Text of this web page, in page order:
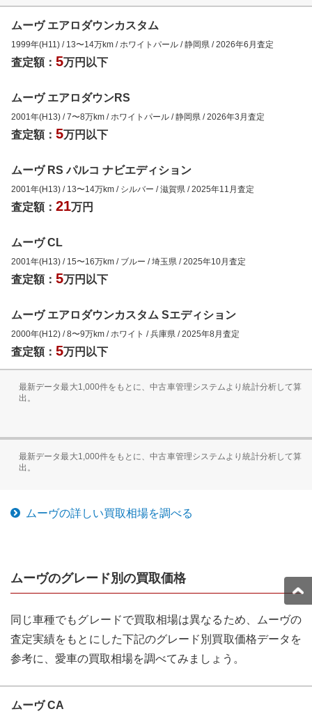
ムーヴ エアロダウンカスタム
1999年(H11) / 13〜14万km / ホワイトパール /静岡県 /2026年6月査定
査定額： 5万円以下
ムーヴ エアロダウンRS
2001年(H13) /7〜8万km / ホワイトパール /静岡県 /2026年3月査定
査定額： 5万円以下
ムーヴ RS パルコ ナビエディション
2001年(H13) / 13〜14万km / シルバー /滋賀県 /2025年11月査定
査定額： 21万円
ムーヴ CL
2001年(H13) / 15〜16万km / ブルー /埼玉県 /2025年10月査定
査定額： 5万円以下
ムーヴ エアロダウンカスタム Sエディション
2000年(H12) /8〜9万km / ホワイト /兵庫県 /2025年8月査定
査定額： 5万円以下
最新データ最大1,000件をもとに、中古車管理システムより統計分析して算
出。
最新データ最大1,000件をもとに、中古車管理システムより統計分析して算
出。
ムーヴの詳しい買取相場を調べる
ムーヴのグレード別の買取価格
同じ車種でもグレードで買取相場は異なるため、 ムーヴの
査定実績をもとにした下記のグレード別買取価格データを
参考に、愛車の買取相場を調べてみましょう。
ムーヴ CA